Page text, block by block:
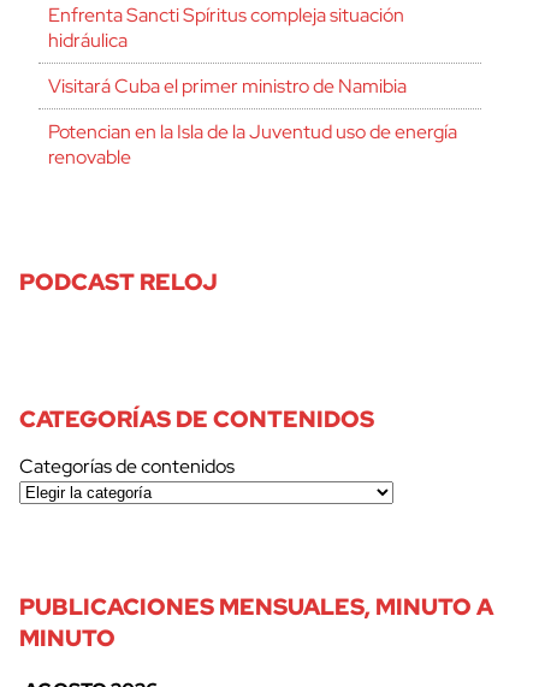
Enfrenta Sancti Spíritus compleja situación
hidráulica
Visitará Cuba el primer ministro de Namibia
Potencian en la Isla de la Juventud uso de energía
renovable
PODCAST RELOJ
CATEGORÍAS DE CONTENIDOS
Categorías de contenidos
PUBLICACIONES MENSUALES, MINUTO A
MINUTO